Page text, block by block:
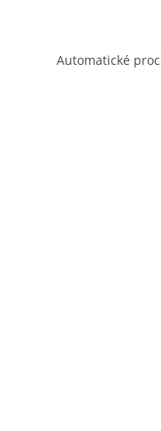
Automatické